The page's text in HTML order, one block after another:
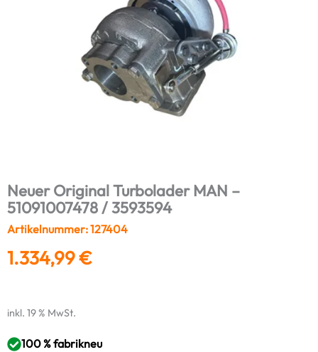
Neuer Original Turbolader MAN –
51091007478 / 3593594
Artikelnummer: 127404
1.334,99€
inkl. 19 % MwSt.
100 % fabrikneu